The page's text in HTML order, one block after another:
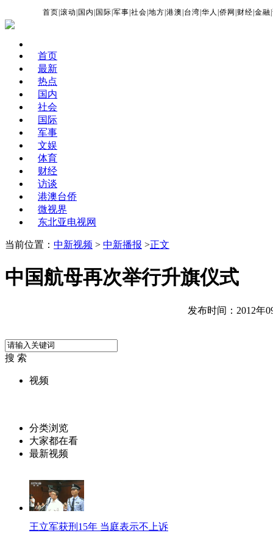
首页 |滚动 国内 国际 |军事 |社会 |地方 |港澳 台湾 |华人 |侨网 财经 |金融 |
首页
最新
热点
国内
社会
国际
军事
文娱
体育
财经
访谈
港澳台侨
微视界
东北亚电视网
当前位置： 中新视频 > 中新播报 >正文
中国航母再次举行升旗仪式
发布时间：2012年
搜 索
视频
分类浏览
大家都在看
最新视频
王立军获刑15年 当庭表示不上诉